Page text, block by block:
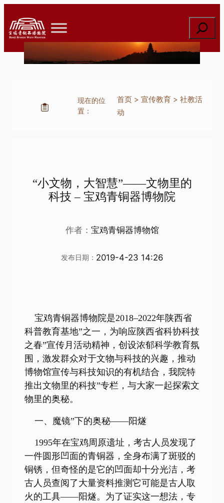
至
内
索
现在的位
置：
首页> 宣传教育> 社教活
动
“小文物，大智慧”——文物里的
科技 – 宝鸡青铜器博物院
作者： 宝鸡青铜器博物馆
发布日期： 2019-4-23 14:26
宝鸡青铜器博物院是2018–2022年陕西省
科普教育基地”之一，为响应陕西省科协科技
之春”宣传月活动精神，创设浓郁科学教育氛
围，激发群众对于文物与科技的兴趣，推动
博物馆宣传与科技知识的有机结合，我院特
推出文物里的科技”专栏，与大家一起探索文
物里的奥秘。
一、魔镜”下的奥秘——阳燧
1995年在宝鸡周原遗址，考古人员发现了
一件圆形凹面的青铜器，全身布满了斑驳的
铜锈，但奇怪的是它的凹面却十分光洁，考
古人员查阅了大量资料推测它可能是古人取
火的工具——阳燧。为了证实这一想法，专